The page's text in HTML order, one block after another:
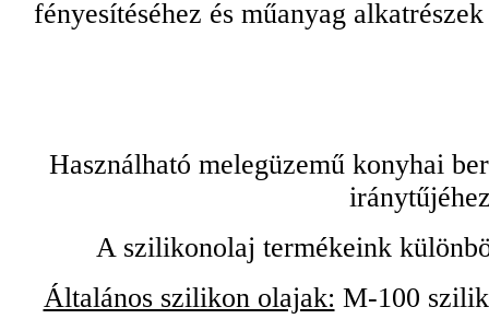
fényesítéséhez és műanyag
Használható melegüzemű konyhai
A szilikonolaj termékeink
Általános szilikon olajak: M-100